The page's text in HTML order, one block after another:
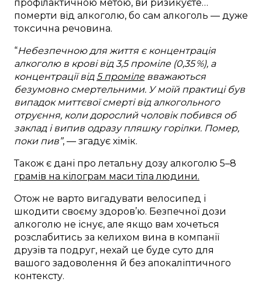
профілактичною метою, ви ризикуєте…
померти від алкоголю, бо сам алкоголь — дуже
токсична речовина.
“Небезпечною для життя є концентрація
алкоголю в крові від 3,5 проміле (0,35 %), а
концентрації від5 промілевважаються
безумовно смертельними. У моїй практиці був
випадок миттєвої смерті від алкогольного
отруєння, коли дорослий чоловік побився об
заклад і випив одразу пляшку горілки. Помер,
поки пив”, — згадує хімік.
Також є дані про летальну дозу алкоголю 5–8
грамів на кілограм маси тіла людини.
Отож не варто вигадувати велосипед і
шкодити своєму здоров’ю. Безпечної дози
алкоголю не існує, але якщо вам хочеться
розслабитись за келихом вина в компанії
друзів та подруг, нехай це буде суто для
вашого задоволення й без апокаліптичного
контексту.